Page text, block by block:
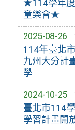
★114學年
童樂會★
2025-08-26
114年臺北
九州大分計
學
2024-10-25
臺北市114
學習計畫開